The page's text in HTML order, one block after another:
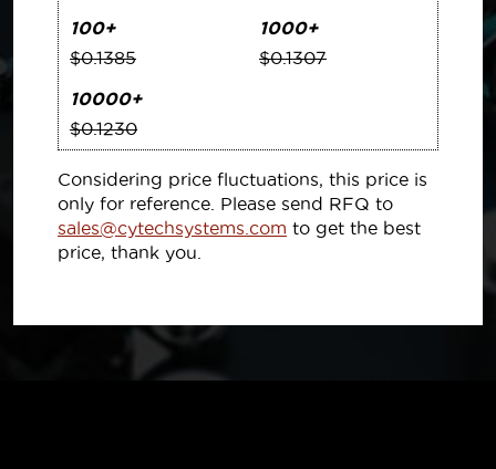
100+
$0.1385
1000+
$0.1307
10000+
$0.1230
Considering price fluctuations, this price is
only for reference. Please send RFQ to
sales@cytechsystems.com to get the best
price, thank you.